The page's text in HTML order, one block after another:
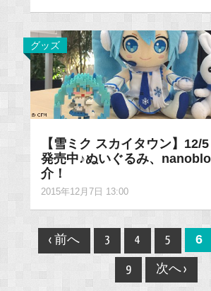
グッズ
【雪ミク スカイタウン】12/
発売中♪ぬいぐるみ、
介！
2015年12月7日 13:00
Post
navigation
‹ 前へ 3 4 5 6
9 次へ ›